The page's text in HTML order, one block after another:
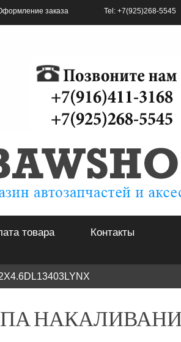
заказа Tel: +7(925)268-5545
товара Контакты
W2.3W